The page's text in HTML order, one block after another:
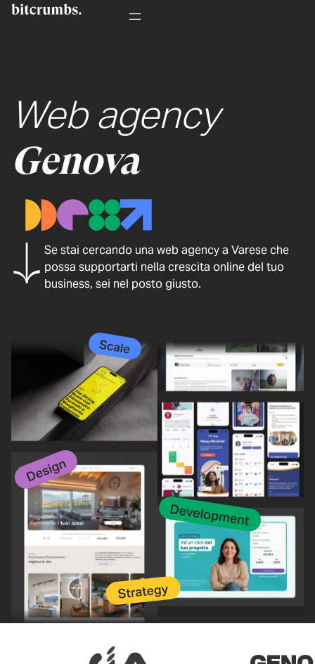
Web agency
Genova
Se stai cercando una web agency a Varese che
possa supportarti nella crescita online del tuo
business, sei nel posto giusto.